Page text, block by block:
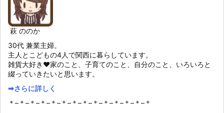
萩 ののか
30代 兼業主婦。
主人とこどもの4人で関西に暮らしています。
雑貨大好き♥家のこと、子育てのこと、自分のこと、いろいろと
綴っていきたいと思います。
➡︎さらに詳しく
＊–＊–＊–＊–＊–＊–＊–＊–＊–＊–＊–＊–＊–＊